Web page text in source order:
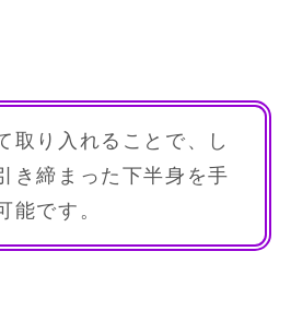
取り入れることで、し
き締まった下半身を手
能です。